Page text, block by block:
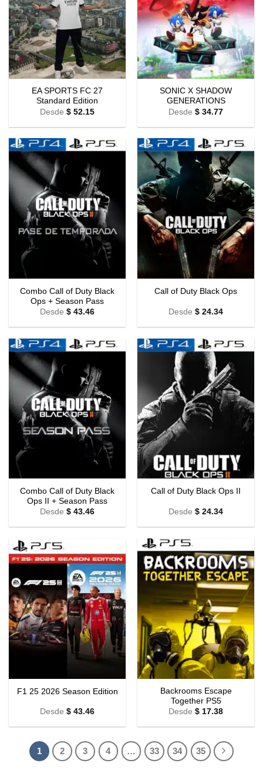
EA SPORTS FC 27
Standard Edition
Desde $ 52.15
SONIC X SHADOW
GENERATIONS
Desde $ 34.77
Combo Call of Duty Black
Ops + Season Pass
Desde $ 43.46
Call of Duty Black Ops
Desde $ 24.34
Combo Call of Duty Black
Ops II + Season Pass
Desde $ 43.46
Call of Duty Black Ops II
Desde $ 24.34
F1 25 2026 Season Edition
Desde $ 43.46
Backrooms Escape
Together PS5
Desde $ 17.38
1 2 3 4 … 33 34 35